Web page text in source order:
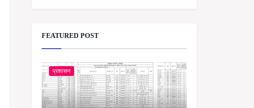
FEATURED POST
प्रशासन